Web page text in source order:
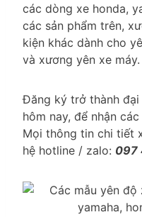
các dòng xe honda,
các sản phẩm trên,
kiện khác dành cho
và xương yên xe máy.
Đăng ký trở thành đại
hôm nay, để nhận
Mọi thông tin chi tiết
hệ hotline / zalo: 097